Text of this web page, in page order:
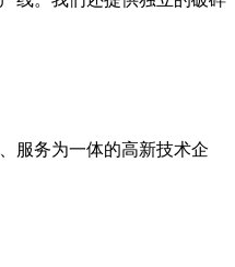
服务为一体的高新技术企